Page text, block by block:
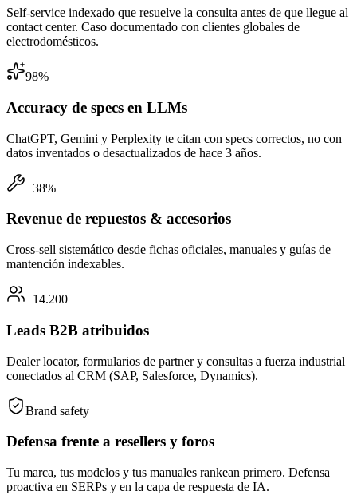
Self-service indexado que resuelve la consulta antes de que llegue al
contact center. Caso documentado con clientes globales de
electrodomésticos.
98%
Accuracy de specs en LLMs
ChatGPT, Gemini y Perplexity te citan con specs correctos, no con
datos inventados o desactualizados de hace 3 años.
+38%
Revenue de repuestos & accesorios
Cross-sell sistemático desde fichas oficiales, manuales y guías de
mantención indexables.
+14.200
Leads B2B atribuidos
Dealer locator, formularios de partner y consultas a fuerza industrial
conectados al CRM (SAP, Salesforce, Dynamics).
Brand safety
Defensa frente a resellers y foros
Tu marca, tus modelos y tus manuales rankean primero. Defensa
proactiva en SERPs y en la capa de respuesta de IA.